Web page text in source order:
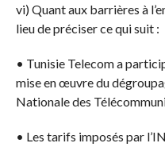
vi) Quant aux barrières à
lieu de préciser ce qui suit :
• Tunisie Telecom a
mise en œuvre du
Nationale des
• Les tarifs imposés par